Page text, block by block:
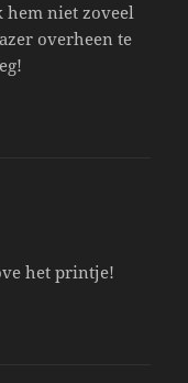
hem niet zoveel
overheen te
het printje!